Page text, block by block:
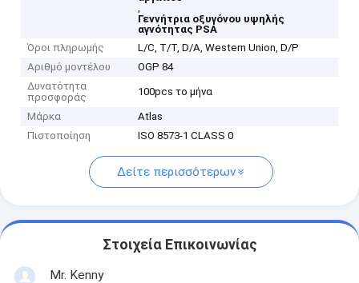
,
Γεννήτρια οξυγόνου υψηλής
αγνότητας PSA
Όροι πληρωμής
L/C, T/T, D/A, Western Union, D/P
Αριθμό μοντέλου
OGP 84
Δυνατότητα
προσφοράς
100pcs το μήνα
Μάρκα
Atlas
Πιστοποίηση
ISO 8573-1 CLASS 0
Δείτε περισσότερων
Στοιχεία Επικοινωνίας
Mr. Kenny